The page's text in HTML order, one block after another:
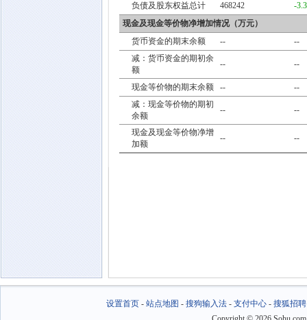
负债及股东权益总计
468242
-
现金及现金等价物净增加情况（万元）
货币资金的期末余额
--
--
减：货币资金的期初余
额
-- --
现金等价物的期末余额 --
--
减：现金等价物的期初
余额
-- --
现金及现金等价物净增
加额
-- --
设置首页- 站点地图 - 搜狗输入法- 支付中心- 搜狐招聘